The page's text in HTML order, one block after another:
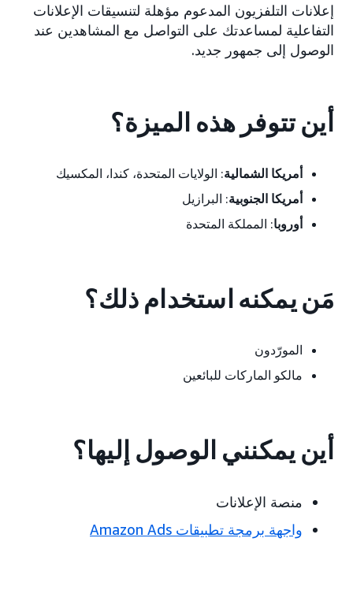
إعلانات التلفزيون المدعوم مؤهلة لتنسيقات الإعلانات
التفاعلية لمساعدتك على التواصل مع المشاهدين عند
الوصول إلى جمهور جديد.
أين تتوفر هذه الميزة؟
أمريكا الشمالية: الولايات المتحدة، كندا، المكسيك
أمريكا الجنوبية: البرازيل
أوروبا: المملكة المتحدة
مَن يمكنه استخدام ذلك؟
المورّدون
مالكو الماركات للبائعين
أين يمكنني الوصول إليها؟
منصة الإعلانات
واجهة برمجة تطبيقات Amazon Ads